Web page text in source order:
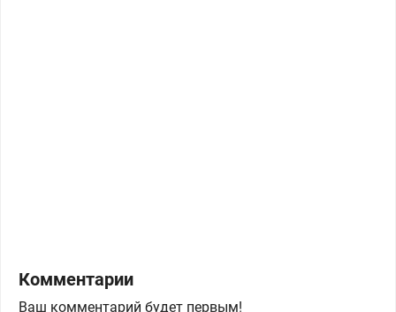
Комментарии
Ваш комментарий будет первым!